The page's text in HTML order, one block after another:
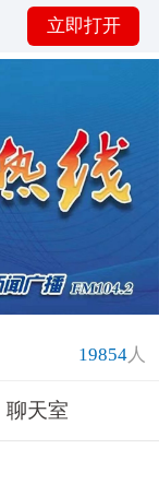
立即打开
19854人
聊天室